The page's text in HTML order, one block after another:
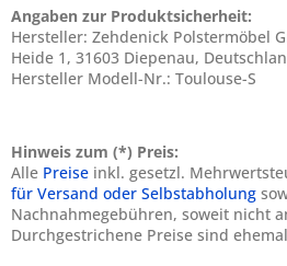
Angaben zur Produktsicherheit:
Hersteller: Zehdenick Polstermöbel
Heide 1, 31603 Diepenau,
Hersteller Modell-Nr.: Toulouse-S
Hinweis zum (*) Preis:
Alle Preise inkl. gesetzl.
für Versand oder Selbstabholung
Nachnahmegebühren, soweit nicht
Durchgestrichene Preise sind